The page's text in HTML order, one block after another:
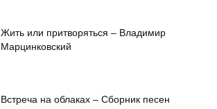
Жить или притворяться – Владимир
Марцинковский
Встреча на облаках – Сборник песен